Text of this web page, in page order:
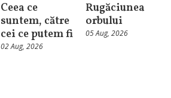
Ceea ce
suntem, către
cei ce putem fi
02 Aug, 2026
Rugăciunea
orbului
05 Aug, 2026